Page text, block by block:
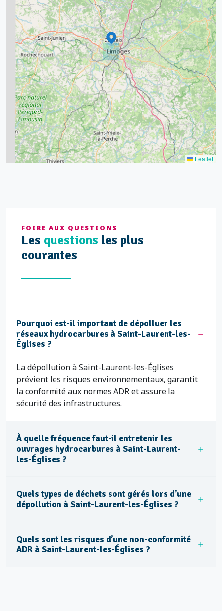
9
2
3
11
5
8
7
7
6
20
9
11
15
Leaflet
FOIRE AUX QUESTIONS
Les questions les plus
courantes
Pourquoi est-il important de dépolluer les
réseaux hydrocarbures à Saint-Laurent-les-
Églises ?
La dépollution à Saint-Laurent-les-Églises
prévient les risques environnementaux, garantit
la conformité aux normes ADR et assure la
sécurité des infrastructures.
À quelle fréquence faut-il entretenir les
ouvrages hydrocarbures à Saint-Laurent-
les-Églises ?
Quels types de déchets sont gérés lors d’une
dépollution à Saint-Laurent-les-Églises ?
Quels sont les risques d’une non-conformité
ADR à Saint-Laurent-les-Églises ?